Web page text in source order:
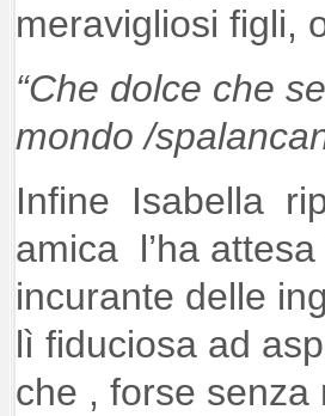
meravigliosi figli,
“Che dolce che
mondo /
Infine Isabella
amica l’ha
incurante delle
lì fiduciosa ad
che , forse